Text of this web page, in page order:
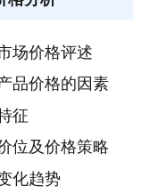
场价格评述
品价格的因素
征
位及价格策略
化趋势